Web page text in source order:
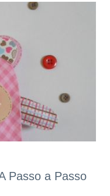
Passo a Passo